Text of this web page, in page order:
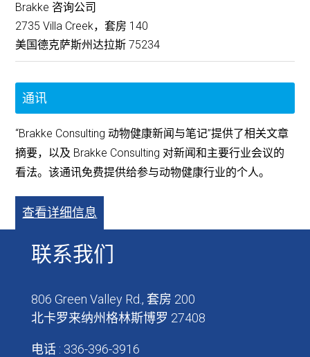
Brakke 咨询公司
2735 Villa Creek，套房 140
美国德克萨斯州达拉斯 75234
通讯
“Brakke Consulting 动物健康新闻与笔记”提供了相关文章
摘要，以及 Brakke Consulting 对新闻和主要行业会议的
看法。该通讯免费提供给参与动物健康行业的个人。
查看详细信息
联系我们
806 Green Valley Rd., 套房 200
北卡罗来纳州格林斯博罗 27408
电话 : 336-396-3916